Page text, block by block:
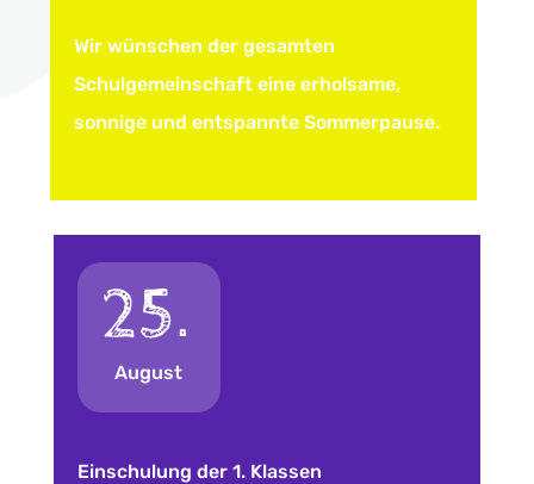
Wir wünschen der gesamten
Schulgemeinschaft eine erholsame,
sonnige und entspannte Sommerpause.
25.
August
Einschulung der 1. Klassen